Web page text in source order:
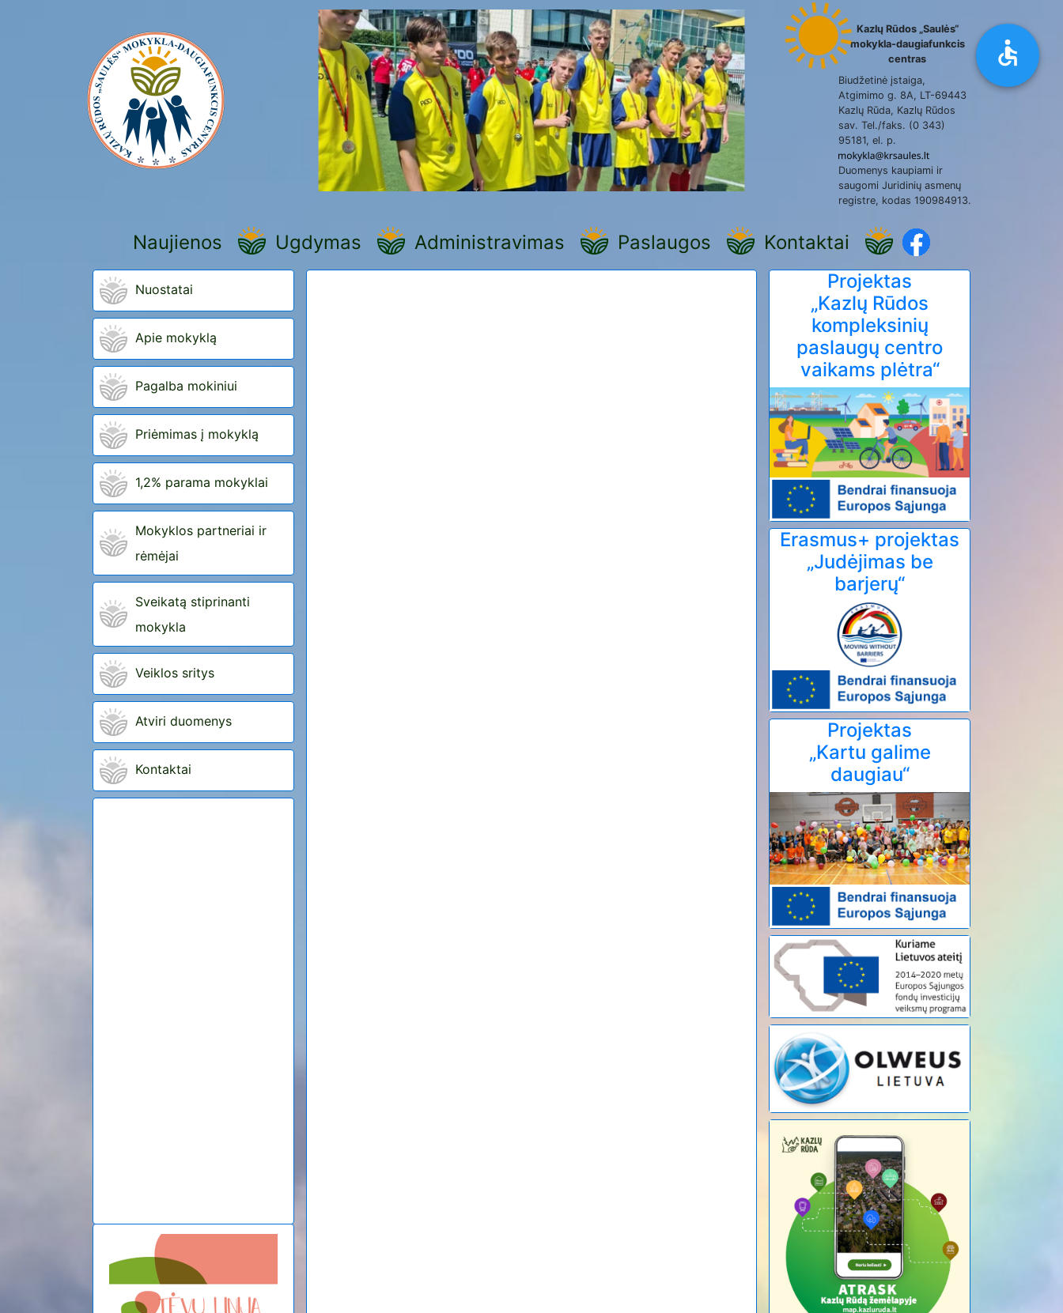
Kazlų Rūdos „Saulės“
mokykla-daugiafunkcis
centras
Biudžetinė įstaiga,
Atgimimo g. 8A, LT-69443
Kazlų Rūda, Kazlų Rūdos
sav. Tel./faks. (0 343)
95181, el. p.
Duomenys kaupiami ir
saugomi Juridinių asmenų
registre, kodas 190984913.
Naujienos Ugdymas Administravimas Paslaugos Kontaktai
Nuostatai
Apie mokyklą
Pagalba mokiniui
Priėmimas į mokyklą
1,2% parama mokyklai
Mokyklos partneriai ir
rėmėjai
Sveikatą stiprinanti
mokykla
Veiklos sritys
Atviri duomenys
Kontaktai
Projektas
„Kazlų Rūdos
kompleksinių
paslaugų centro
vaikams plėtra“
Erasmus+ projektas
„Judėjimas be
barjerų“
Projektas
„Kartu galime
daugiau“